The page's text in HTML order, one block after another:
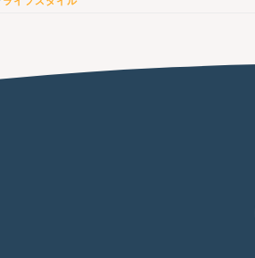
ローソン専用QUOカードPay200円分を